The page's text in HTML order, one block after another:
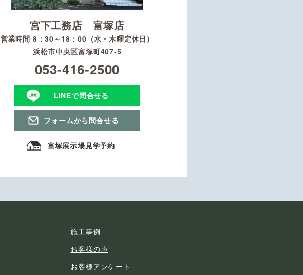
宮下工務店 富塚店
営業時間 8：30～18：00（水・木曜定休日）
浜松市中央区富塚町407-5
053-416-2500
LINEで問合せる
フォームから問合せる
富塚展示場見学予約
施工事例
お客様の声
お客様アンケート